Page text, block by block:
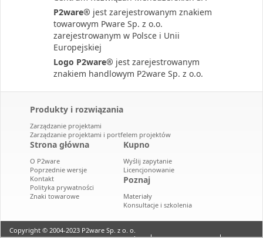
P2ware® jest zarejestrowanym znakiem
towarowym Pware Sp. z o.o.
zarejestrowanym w Polsce i Unii
Europejskiej
Logo P2ware® jest zarejestrowanym
znakiem handlowym P2ware Sp. z o.o.
Produkty i rozwiązania
Zarządzanie projektami
Zarządzanie projektami i portfelem projektów
Strona główna
O P2ware
Poprzednie wersje
Kontakt
Polityka prywatności
Znaki towarowe
Kupno
Wyślij zapytanie
Licencjonowanie
Poznaj
Materiały
Konsultacje i szkolenia
Copyright © 2004-2023 P2ware Sp. z o. o.